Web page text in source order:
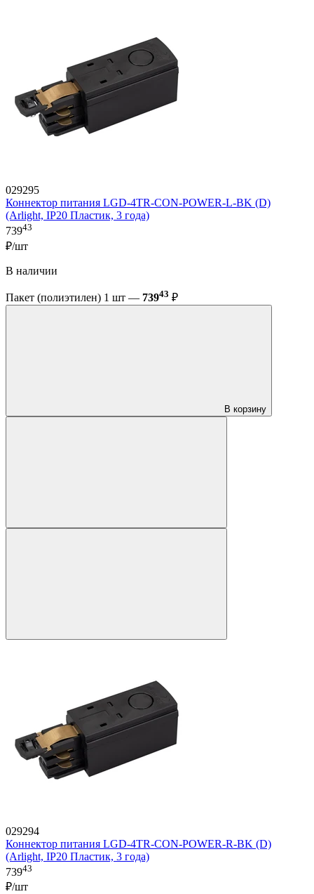
029295
Коннектор питания LGD-4TR-CON-POWER-L-BK (D)
(Arlight, IP20 Пластик, 3 года)
73943
₽/шт
В наличии
Пакет (полиэтилен) 1 шт — 73943 ₽
В корзину
029294
Коннектор питания LGD-4TR-CON-POWER-R-BK (D)
(Arlight, IP20 Пластик, 3 года)
73943
₽/шт